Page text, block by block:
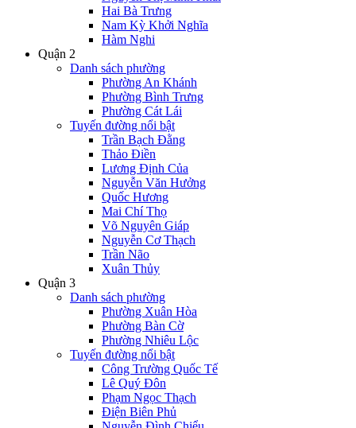
Hai Bà Trưng
Nam Kỳ Khởi Nghĩa
Hàm Nghi
Quận 2
Danh sách phường
Phường An Khánh
Phường Bình Trưng
Phường Cát Lái
Tuyến đường nổi bật
Trần Bạch Đằng
Thảo Điền
Lương Định Của
Nguyễn Văn Hưởng
Quốc Hương
Mai Chí Thọ
Võ Nguyên Giáp
Nguyễn Cơ Thạch
Trần Não
Xuân Thủy
Quận 3
Danh sách phường
Phường Xuân Hòa
Phường Bàn Cờ
Phường Nhiêu Lộc
Tuyến đường nổi bật
Công Trường Quốc Tế
Lê Quý Đôn
Phạm Ngọc Thạch
Điện Biên Phủ